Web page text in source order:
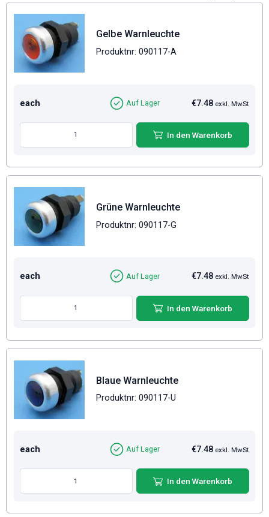
Gelbe Warnleuchte
Produktnr: 090117-A
each €7.48 exkl. MwSt
Auf Lager
In den Warenkorb
Grüne Warnleuchte
Produktnr: 090117-G
each €7.48 exkl. MwSt
Auf Lager
In den Warenkorb
Blaue Warnleuchte
Produktnr: 090117-U
each €7.48 exkl. MwSt
Auf Lager
In den Warenkorb